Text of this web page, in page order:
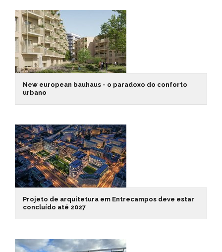
New european bauhaus - o paradoxo do conforto
urbano
Projeto de arquitetura em Entrecampos deve estar
concluído até 2027